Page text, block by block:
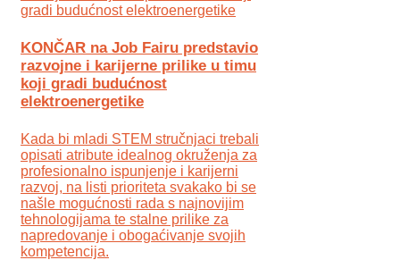
KONČAR na Job Fairu predstavio
razvojne i karijerne prilike u timu
koji gradi budućnost
elektroenergetike
Kada bi mladi STEM stručnjaci trebali
opisati atribute idealnog okruženja za
profesionalno ispunjenje i karijerni
razvoj, na listi prioriteta svakako bi se
našle mogućnosti rada s najnovijim
tehnologijama te stalne prilike za
napredovanje i obogaćivanje svojih
kompetencija.